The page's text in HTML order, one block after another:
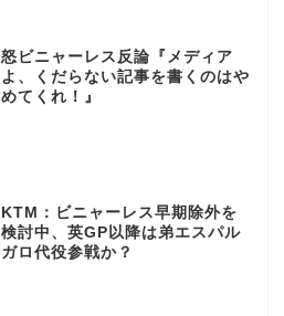
怒ビニャーレス反論『メディア
よ、くだらない記事を書くのはや
めてくれ！』
KTM：ビニャーレス早期除外を
検討中、英GP以降は弟エスパル
ガロ代役参戦か？